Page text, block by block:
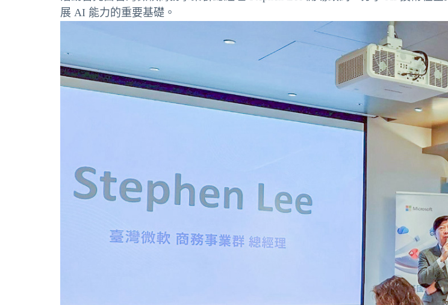
展 AI 能力的重要基礎。